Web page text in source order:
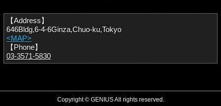
【Address】
646Bldg,6-4-6Ginza,Chuo-ku,Tokyo
<MAP>
【Phone】
03-3571-5830
Copyright © GENIUS All rights reserved.